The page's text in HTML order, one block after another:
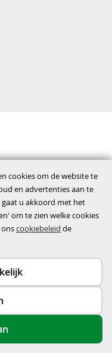
cookies om de website te
en advertenties aan te
u akkoord met het
om te zien welke cookies
cookiebeleid de